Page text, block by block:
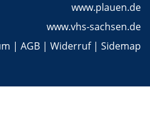
www.plauen.de
www.vhs-sachsen.de
| AGB | Widerruf| Sidemap